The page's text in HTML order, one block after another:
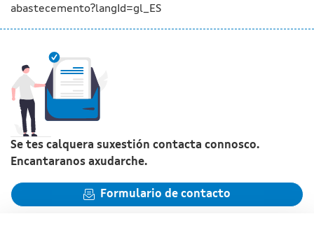
abastecemento?langId=gl_ES
Se tes calquera suxestión contacta connosco.
Encantaranos axudarche.
Formulario de contacto